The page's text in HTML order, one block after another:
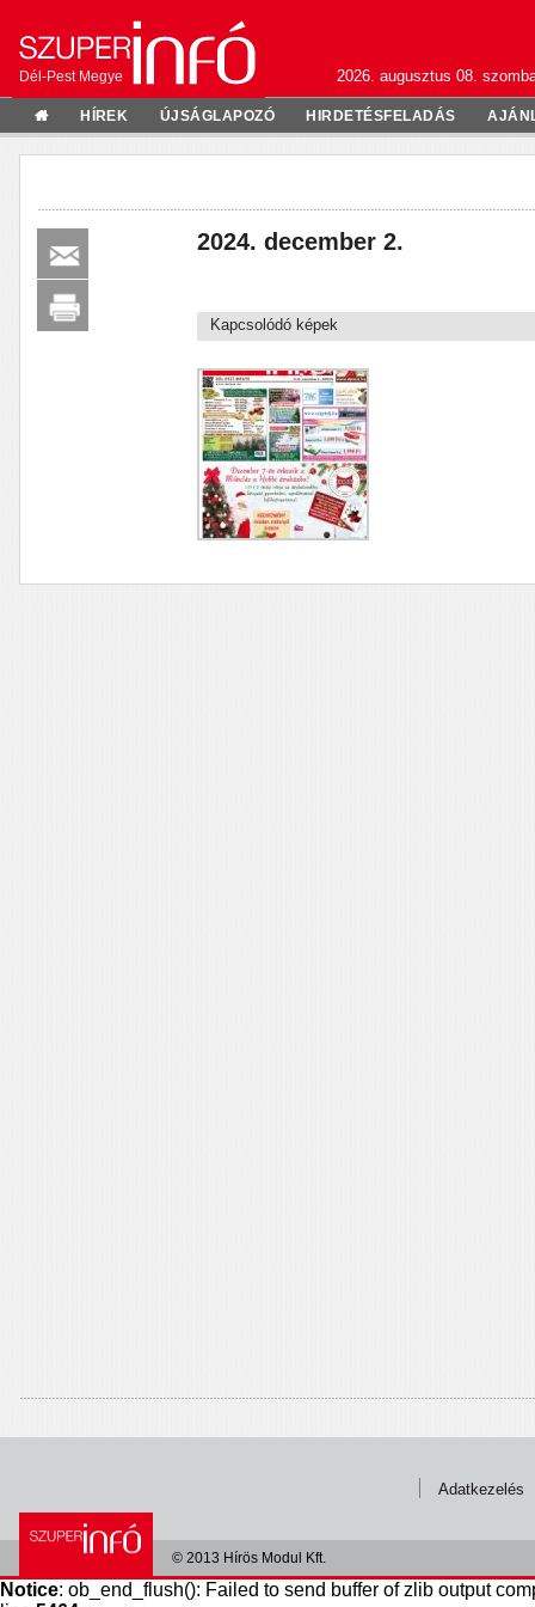
Dél-Pest Megye 2026. augusztus 08.
HÍREK ÚJSÁGLAPOZÓ HIRDETÉSFELADÁS
2024. december 2.
Kapcsolódó képek
Adatkezelés
© 2013 Hírös Modul Kft.
Notice: ob_end_flush(): Failed to send buffer of zlib output